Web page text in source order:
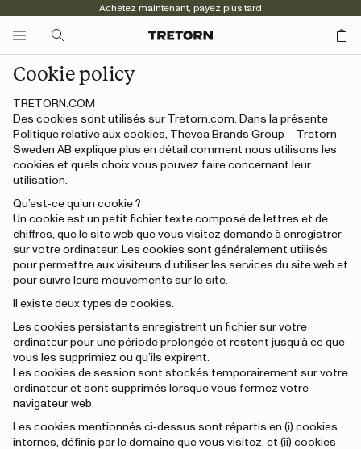
Achetez maintenant, payez plus tard
Cookie policy
TRETORN.COM
Des cookies sont utilisés sur Tretorn.com. Dans la présente
Politique relative aux cookies, Thevea Brands Group – Tretorn
Sweden AB explique plus en détail comment nous utilisons les
cookies et quels choix vous pouvez faire concernant leur
utilisation.
Qu’est‑ce qu’un cookie ?
Un cookie est un petit fichier texte composé de lettres et de
chiffres, que le site web que vous visitez demande à enregistrer
sur votre ordinateur. Les cookies sont généralement utilisés
pour permettre aux visiteurs d’utiliser les services du site web et
pour suivre leurs mouvements sur le site.
Il existe deux types de cookies.
Les cookies persistants enregistrent un fichier sur votre
ordinateur pour une période prolongée et restent jusqu’à ce que
vous les supprimiez ou qu’ils expirent.
Les cookies de session sont stockés temporairement sur votre
ordinateur et sont supprimés lorsque vous fermez votre
navigateur web.
Les cookies mentionnés ci‑dessus sont répartis en (i) cookies
internes, définis par le domaine que vous visitez, et (ii) cookies